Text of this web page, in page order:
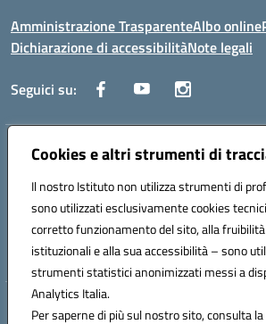
Cookies e altri strumenti di
Il nostro Istituto non utilizza strumenti di
sono utilizzati esclusivamente cookies
corretto funzionamento del sito, alla
istituzionali e alla sua accessibilità – sono
strumenti statistici anonimizzati messi a
Analytics Italia.
Per saperne di più sul nostro sito, consulta
Amministrazione TrasparenteAlbo online
Dichiarazione di accessibilitàNote legali
Seguici su:
Indirizzo:Corso Fornari, 1 - 70056 Molfetta
Posta elettronica certificata (PEC):
Codice fiscale: 93249230728
Codice meccanografico: BARH04000D
Hosting & Powered by 3D